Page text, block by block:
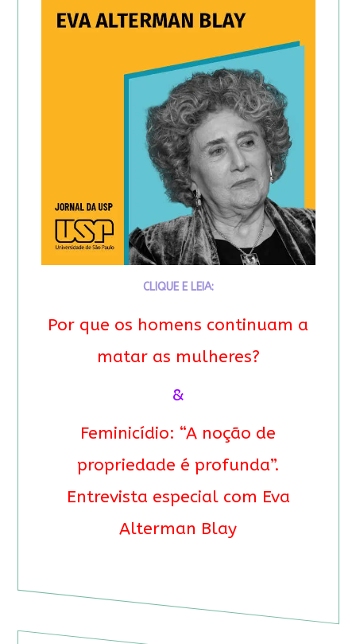
CLIQUE E LEIA:
Por que os homens continuam a
matar as mulheres?
&
Feminicídio: “A noção de
propriedade é profunda”.
Entrevista especial com Eva
Alterman Blay